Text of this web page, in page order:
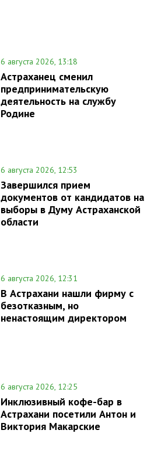
6 августа 2026, 13:18
Астраханец сменил
предпринимательскую
деятельность на службу
Родине
6 августа 2026, 12:53
Завершился прием
документов от кандидатов на
выборы в Думу Астраханской
области
6 августа 2026, 12:31
В Астрахани нашли фирму с
безотказным, но
ненастоящим директором
6 августа 2026, 12:25
Инклюзивный кофе-бар в
Астрахани посетили Антон и
Виктория Макарские